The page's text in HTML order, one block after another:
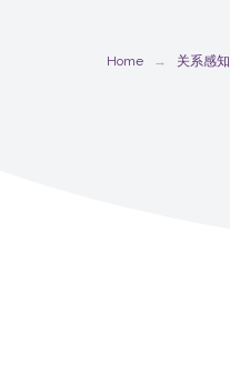
Home 关系感知